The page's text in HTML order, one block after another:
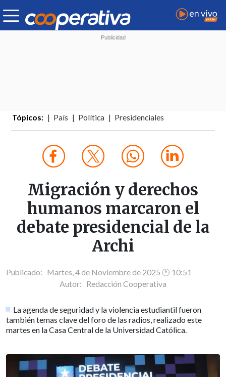
Tópicos: País Política Presidenciales
Migración y derechos
humanos marcaron el
debate presidencial de la
Archi
Publicado: Martes, 4 de Noviembre de 2025 🕐 10:51
Autor: Redacción Cooperativa
La agenda de seguridad y la violencia estudiantil fueron
también temas clave del foro de las radios, realizado este
martes en la Casa Central de la Universidad Católica.